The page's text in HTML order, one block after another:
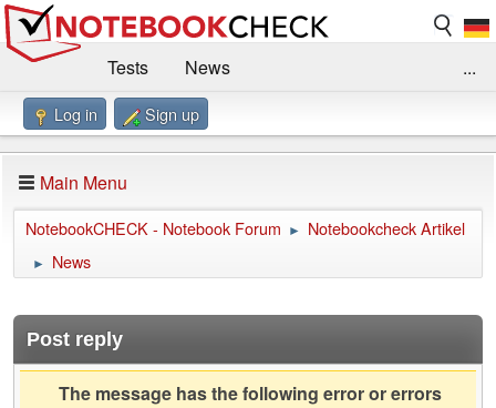
Tests
News
Benchmarks / Technik
Forum
Impressum
...
Log in Sign up
Main Menu
NotebookCHECK - Notebook Forum ► Notebookcheck Artikel
► News
Post reply
The message has the following error or errors